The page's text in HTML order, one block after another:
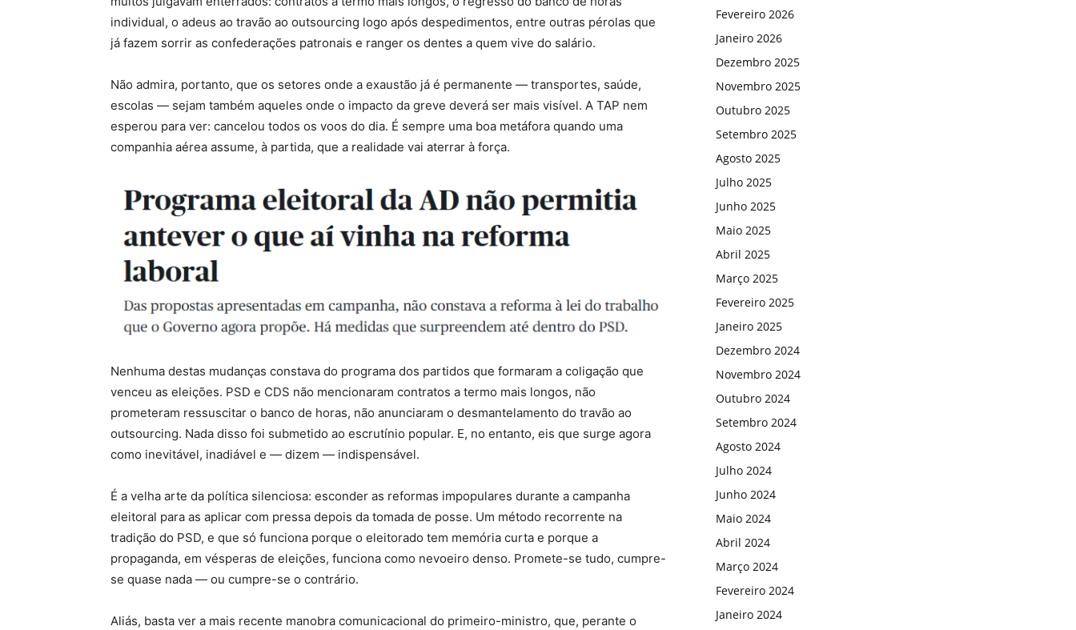
individual, o adeus ao travão ao outsourcing logo após despedimentos, entre outras pérolas que
já fazem sorrir as confederações patronais e ranger os dentes a quem vive do salário.
Não admira, portanto, que os setores onde a exaustão já é permanente — transportes, saúde,
escolas — sejam também aqueles onde o impacto da greve deverá ser mais visível. A TAP nem
esperou para ver: cancelou todos os voos do dia. É sempre uma boa metáfora quando uma
companhia aérea assume, à partida, que a realidade vai aterrar à força.
Nenhuma destas mudanças constava do programa dos partidos que formaram a coligação que
venceu as eleições. PSD e CDS não mencionaram contratos a termo mais longos, não
prometeram ressuscitar o banco de horas, não anunciaram o desmantelamento do travão ao
outsourcing. Nada disso foi submetido ao escrutínio popular. E, no entanto, eis que surge agora
como inevitável, inadiável e — dizem — indispensável.
É a velha arte da política silenciosa: esconder as reformas impopulares durante a campanha
eleitoral para as aplicar com pressa depois da tomada de posse. Um método recorrente na
tradição do PSD, e que só funciona porque o eleitorado tem memória curta e porque a
propaganda, em vésperas de eleições, funciona como nevoeiro denso. Promete-se tudo, cumpre-
se quase nada — ou cumpre-se o contrário.
Aliás, basta ver a mais recente manobra comunicacional do primeiro-ministro, que, perante o
Fevereiro 2026
Janeiro 2026
Dezembro 2025
Novembro 2025
Outubro 2025
Setembro 2025
Agosto 2025
Julho 2025
Junho 2025
Maio 2025
Abril 2025
Março 2025
Fevereiro 2025
Janeiro 2025
Dezembro 2024
Novembro 2024
Outubro 2024
Setembro 2024
Agosto 2024
Julho 2024
Junho 2024
Maio 2024
Abril 2024
Março 2024
Fevereiro 2024
Janeiro 2024